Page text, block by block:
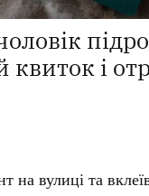
квиток і
на вулиці та